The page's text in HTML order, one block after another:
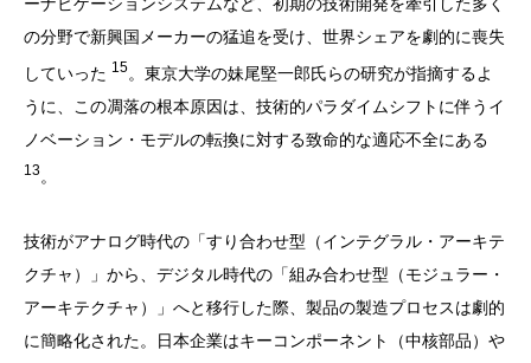
の分野で新興国メーカーの猛追を受け、世界シェアを劇的に喪失
していった 15。東京大学の妹尾堅一郎氏らの研究が指摘するよ
うに、この凋落の根本原因は、技術的パラダイムシフトに伴うイ
ノベーション・モデルの転換に対する致命的な適応不全にある
13。
技術がアナログ時代の「すり合わせ型（インテグラル・アーキテ
クチャ）」から、デジタル時代の「組み合わせ型（モジュラー・
アーキテクチャ）」へと移行した際、製品の製造プロセスは劇的
に簡略化された。日本企業はキーコンポーネント（中核部品）や